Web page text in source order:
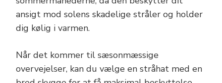
ansigt mod solens skadelige stråler og holder
dig kølig i varmen.
Når det kommer til sæsonmæssige
overvejelser, kan du vælge en stråhat med en